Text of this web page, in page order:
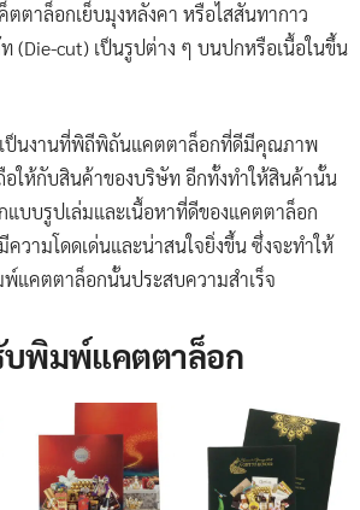
ตตาล็อกเย็บมุงหลังคา หรือไสสันทากาว
(Die-cut) เป็นรูปต่าง ๆ บนปกหรือเนื้อในขึ้น
เป็นงานที่พิถีพิถันแคตตาล็อกที่ดีมีคุณภาพ
อให้กับสินค้าของบริษัท อีกทั้งทำให้สินค้านั้น
แบบรูปเล่มและเนื้อหาที่ดีของแคตตาล็อก
วามโดดเด่นและน่าสนใจยิ่งขึ้น ซึ่งจะทำให้
แคตตาล็อกนั้นประสบความสำเร็จ
บพิมพ์แคตตาล็อก